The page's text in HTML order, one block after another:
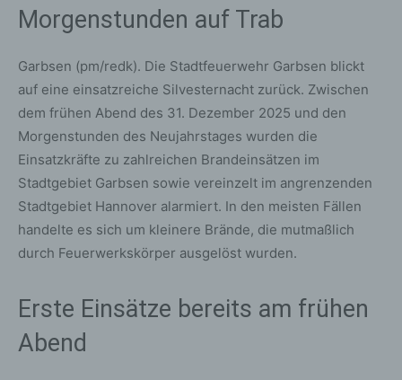
Morgenstunden auf Trab
Garbsen (pm/redk). Die Stadtfeuerwehr Garbsen blickt
auf eine einsatzreiche Silvesternacht zurück. Zwischen
dem frühen Abend des 31. Dezember 2025 und den
Morgenstunden des Neujahrstages wurden die
Einsatzkräfte zu zahlreichen Brandeinsätzen im
Stadtgebiet Garbsen sowie vereinzelt im angrenzenden
Stadtgebiet Hannover alarmiert. In den meisten Fällen
handelte es sich um kleinere Brände, die mutmaßlich
durch Feuerwerkskörper ausgelöst wurden.
Erste Einsätze bereits am frühen
Abend